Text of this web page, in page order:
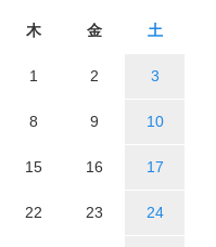
木 金 土
1 2 3
8 9 10
15 16 17
22 23 24